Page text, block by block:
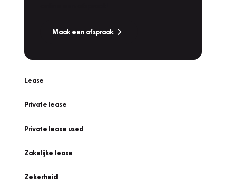
Maak een afspraak
Lease
Private lease
Private lease used
Zakelijke lease
Zekerheid